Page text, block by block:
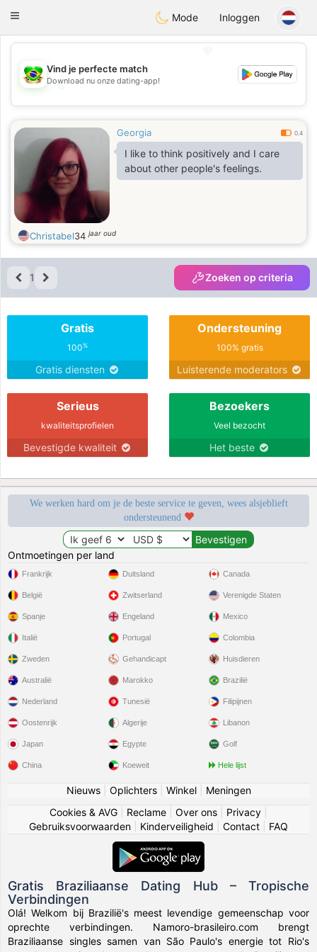
Conversar
Toggle
Mode Inloggen
💖
💕
Vind je perfecte match
Download nu onze dating-app!
Georgia 0.4
I like to think positively and I care
about other people's feelings.
Christabel34jaar oud
1 Zoeken op criteria
Gratis
100%
Gratis diensten
Ondersteuning
100% gratis
Luisterende moderators
Serieus
kwaliteitsprofielen
Bevestigde kwaliteit
Bezoekers
Veel bezocht
Het beste
We werken hard om je de beste service te geven, wees alsjeblieft
ondersteunend
Ontmoetingen per land
Frankrijk
België
Spanje
Italië
Zweden
Duitsland
Zwitserland
Engeland
Portugal
Gehandicapt
Canada
Verenigde Staten
Mexico
Colombia
Huisdieren
Australië
Nederland
Oostenrijk
Japan
China
Marokko
Tunesië
Algerije
Egypte
Koeweit
Brazilië
Filipijnen
Libanon
Golf
Hele lijst
Nieuws| Oplichters| Winkel| Meningen
Cookies & AVG
Reclame Over ons Privacy
Gebruiksvoorwaarden
Kinderveiligheid Contact FAQ
Gratis Braziliaanse Dating Hub – Tropische
Verbindingen
Olá! Welkom bij Brazilië's meest levendige gemeenschap voor
oprechte verbindingen. Namoro-brasileiro.com brengt
Braziliaanse singles samen van São Paulo's energie tot Rio's